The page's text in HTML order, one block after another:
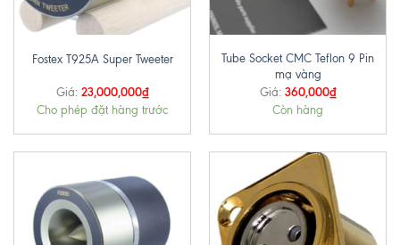
Fostex T925A Super Tweeter
Giá: 23,000,000₫
Cho phép đặt hàng trước
Tube Socket CMC Teflon 9 Pin
mạ vàng
Giá: 360,000₫
Còn hàng